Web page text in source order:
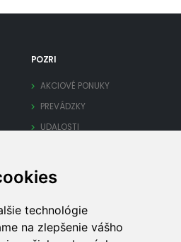
technológie
na zlepšenie vášho
POZRI
AKCIOVÉ PONUKY
PREVÁDZKY
UDALOSTI
INÉ
MAPA STRÁNKY
REKLAMA